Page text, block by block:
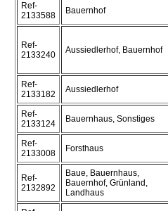
Ref-
2133588
Bauernhof
Ref-
2133240
Aussiedlerhof, Bauernhof
Ref-
2133182
Aussiedlerhof
Ref-
2133124
Bauernhaus, Sonstiges
Ref-
2133008
Forsthaus
Ref-
2132892
Baue, Bauernhaus,
Bauernhof, Grünland,
Landhaus